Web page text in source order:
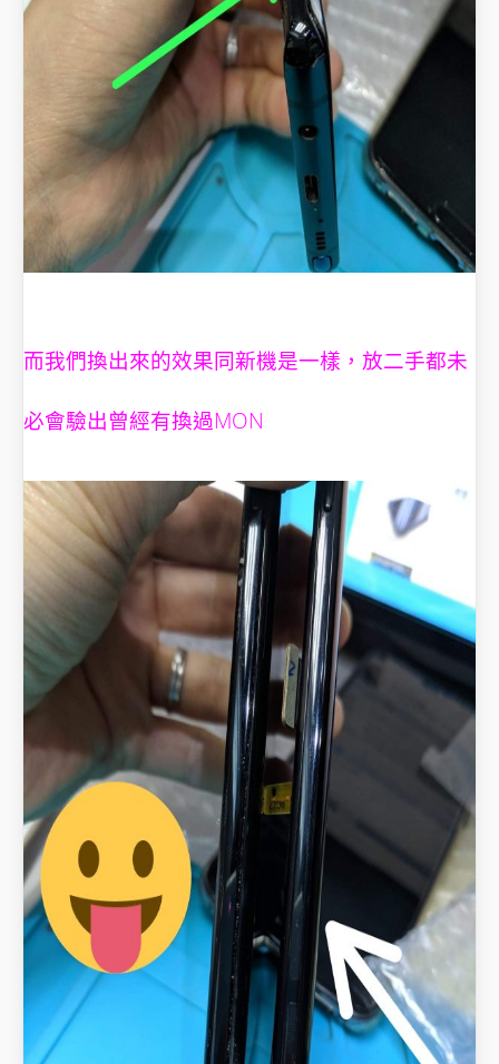
而我們換出來的效果同新機是一樣，放二手都未
必會驗出曾經有換過MON